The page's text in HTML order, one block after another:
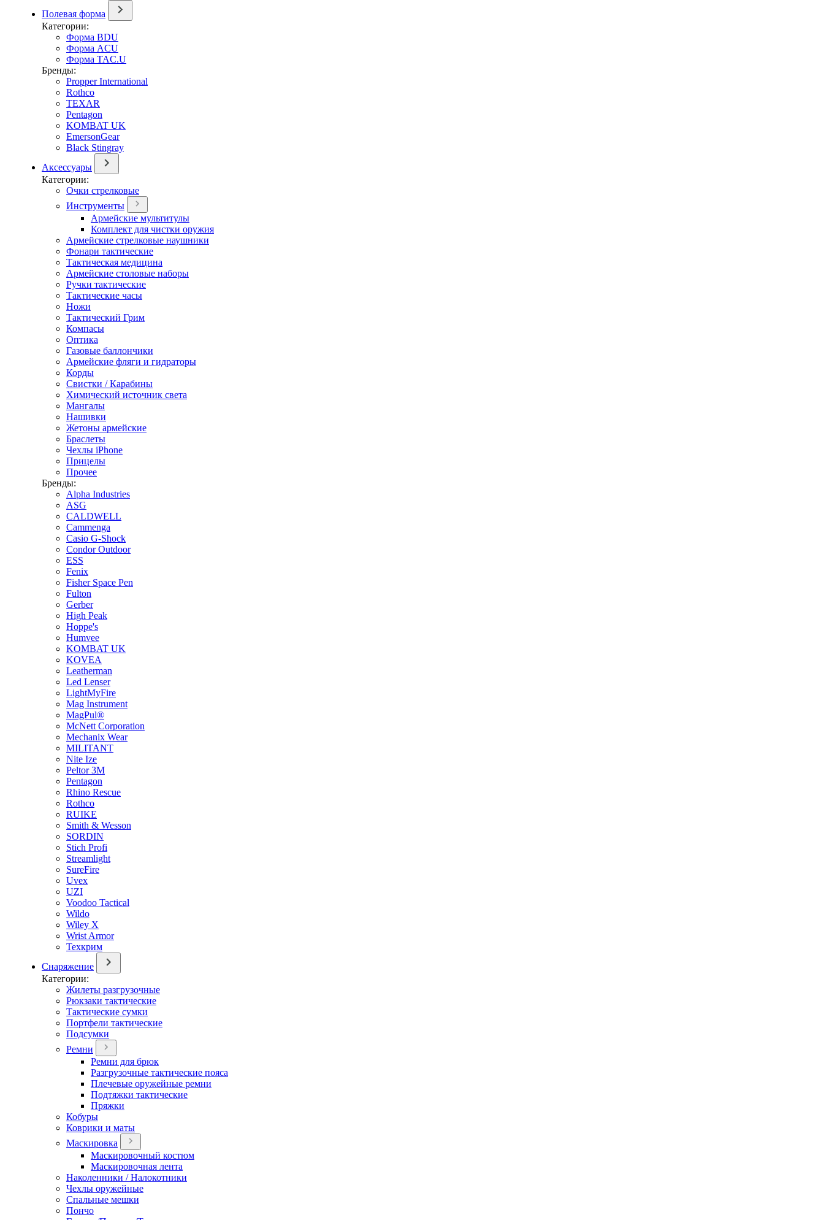
Полевая форма
Категории:
Форма BDU
Форма ACU
Форма TAC.U
Бренды:
Propper International
Rothco
TEXAR
Pentagon
KOMBAT UK
EmersonGear
Black Stingray
Аксессуары
Категории:
Очки стрелковые
Инструменты
Армейские мультитулы
Комплект для чистки оружия
Армейские стрелковые наушники
Фонари тактические
Тактическая медицина
Армейские столовые наборы
Ручки тактические
Тактические часы
Ножи
Тактический Грим
Компасы
Оптика
Газовые баллончики
Армейские фляги и гидраторы
Корды
Свистки / Карабины
Химический источник света
Мангалы
Нашивки
Жетоны армейские
Браслеты
Чехлы iPhone
Прицелы
Прочее
Бренды:
Alpha Industries
ASG
CALDWELL
Cammenga
Casio G-Shock
Condor Outdoor
ESS
Fenix
Fisher Space Pen
Fulton
Gerber
High Peak
Hoppe's
Humvee
KOMBAT UK
KOVEA
Leatherman
Led Lenser
LightMyFire
Mag Instrument
MagPul®
McNett Corporation
Mechanix Wear
MILITANT
Nite Ize
Peltor 3M
Pentagon
Rhino Rescue
Rothco
RUIKE
Smith & Wesson
SORDIN
Stich Profi
Streamlight
SureFire
Uvex
UZI
Voodoo Tactical
Wildo
Wiley X
Wrist Armor
Техкрим
Снаряжение
Категории:
Жилеты разгрузочные
Рюкзаки тактические
Тактические сумки
Портфели тактические
Подсумки
Ремни
Ремни для брюк
Разгрузочные тактические пояса
Плечевые оружейные ремни
Подтяжки тактические
Пряжки
Кобуры
Коврики и маты
Маскировка
Маскировочный костюм
Маскировочная лента
Наколенники / Налокотники
Чехлы оружейные
Спальные мешки
Пончо